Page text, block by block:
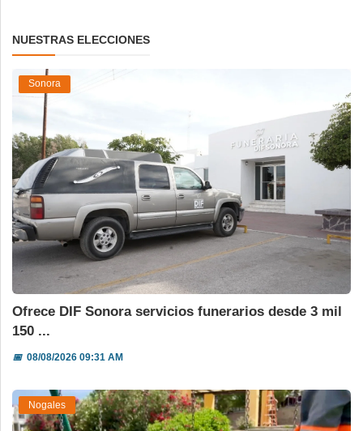
NUESTRAS ELECCIONES
Sonora
Ofrece DIF Sonora servicios funerarios desde 3 mil
150 ...
📅08/08/2026 09:31 AM
Nogales